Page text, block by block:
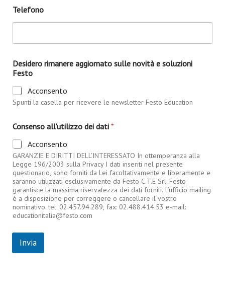
n
a
l
/
s
t
t
u
o
n
a
l
e
T
e
l
e
f
n
Telefono
Desidero rimanere aggiornato sulle novità e soluzioni
Festo
Acconsento
Spunti la casella per ricevere le newsletter Festo Education
Consenso all'utilizzo dei dati *
Acconsento
GARANZIE E DIRITTI DELL’INTERESSATO In ottemperanza alla
Legge 196/2003 sulla Privacy I dati inseriti nel presente
questionario, sono forniti da Lei facoltativamente e liberamente e
saranno utilizzati esclusivamente da Festo C.T.E Srl. Festo
garantisce la massima riservatezza dei dati forniti. L’ufficio mailing
è a disposizione per correggere o cancellare il vostro
nominativo. tel: 02.457.94.289, fax: 02.488.414.53 e-mail:
educationitalia@festo.com
Invia